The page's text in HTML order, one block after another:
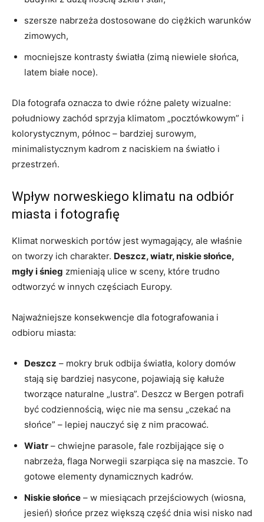
szersze nabrzeża dostosowane do ciężkich warunków
zimowych,
mocniejsze kontrasty światła (zimą niewiele słońca,
latem białe noce).
Dla fotografa oznacza to dwie różne palety wizualne:
południowy zachód sprzyja klimatom „pocztówkowym” i
kolorystycznym, północ – bardziej surowym,
minimalistycznym kadrom z naciskiem na światło i
przestrzeń.
Wpływ norweskiego klimatu na odbiór
miasta i fotografię
Klimat norweskich portów jest wymagający, ale właśnie
on tworzy ich charakter. Deszcz, wiatr, niskie słońce,
mgły i śnieg zmieniają ulice w sceny, które trudno
odtworzyć w innych częściach Europy.
Najważniejsze konsekwencje dla fotografowania i
odbioru miasta:
Deszcz – mokry bruk odbija światła, kolory domów
stają się bardziej nasycone, pojawiają się kałuże
tworzące naturalne „lustra”. Deszcz w Bergen potrafi
być codziennością, więc nie ma sensu „czekać na
słońce” – lepiej nauczyć się z nim pracować.
Wiatr – chwiejne parasole, fale rozbijające się o
nabrzeża, flaga Norwegii szarpiąca się na maszcie. To
gotowe elementy dynamicznych kadrów.
Niskie słońce – w miesiącach przejściowych (wiosna,
jesień) słońce przez większą część dnia wisi nisko nad